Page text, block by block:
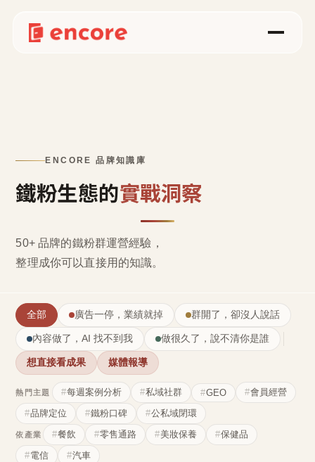
ENCORE 品牌知識庫
鐵粉生態的實戰洞察
50+ 品牌的鐵粉群運營經驗，
整理成你可以直接用的知識。
全部 廣告一停，業績就掉 群開了，卻沒人說話
內容做了，AI 找不到我 做很久了，說不清你是誰
想直接看成果 媒體報導
熱門主題 每週案例分析 私域社群 GEO
會員經營
品牌定位
鐵粉口碑 公私域閉環
依產業 餐飲 零售通路 美妝保養
保健品
電信
汽車